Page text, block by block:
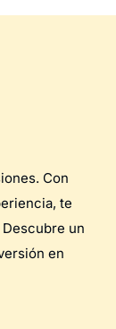
Con
te
un
en